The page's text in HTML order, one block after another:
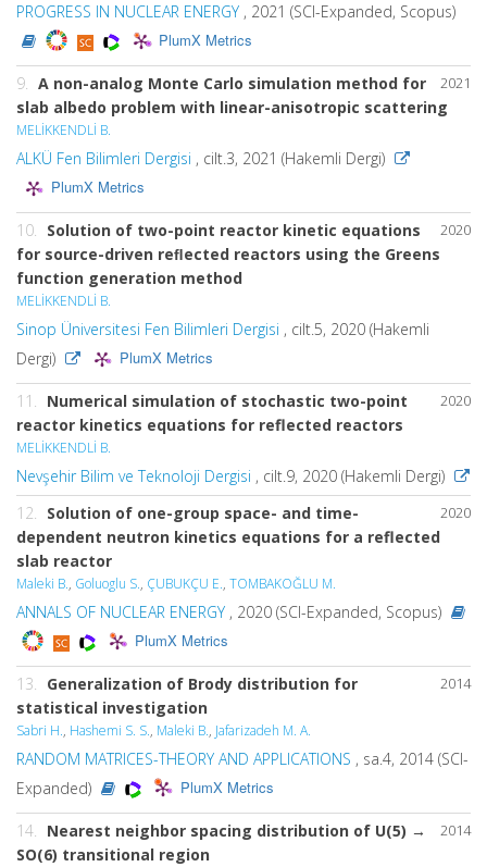
PROGRESS IN NUCLEAR ENERGY , 2021 (SCI-Expanded, Scopus)
PlumX Metrics
2021
9. A non-analog Monte Carlo simulation method for
slab albedo problem with linear-anisotropic scattering
MELİKKENDLİ B.
ALKÜ Fen Bilimleri Dergisi , cilt.3, 2021 (Hakemli Dergi)
PlumX Metrics
2020
10. Solution of two-point reactor kinetic equations
for source-driven reﬂected reactors using the Greens
function generation method
MELİKKENDLİ B.
Sinop Üniversitesi Fen Bilimleri Dergisi , cilt.5, 2020 (Hakemli
Dergi)
PlumX Metrics
2020
11. Numerical simulation of stochastic two-point
reactor kinetics equations for reflected reactors
MELİKKENDLİ B.
Nevşehir Bilim ve Teknoloji Dergisi , cilt.9, 2020 (Hakemli Dergi)
2020
12. Solution of one-group space- and time-
dependent neutron kinetics equations for a reflected
slab reactor
Maleki B., Goluoglu S., ÇUBUKÇU E., TOMBAKOĞLU M.
ANNALS OF NUCLEAR ENERGY , 2020 (SCI-Expanded, Scopus)
PlumX Metrics
2014
13. Generalization of Brody distribution for
statistical investigation
Sabri H., Hashemi S. S., Maleki B., Jafarizadeh M. A.
RANDOM MATRICES-THEORY AND APPLICATIONS , sa.4, 2014 (SCI-
Expanded)
PlumX Metrics
2014
14. Nearest neighbor spacing distribution of U(5) →
SO(6) transitional region